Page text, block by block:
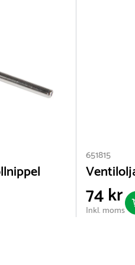
651815
74 kr
Inkl. moms